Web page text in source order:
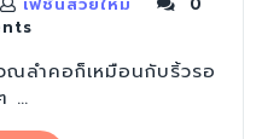
ลำคอก็เหมือนกับริ้วรอ
…